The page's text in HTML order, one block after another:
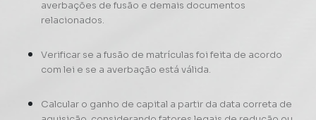
averbações de fusão e demais documentos
relacionados.
Verificar se a fusão de matrículas foi feita de acordo
com lei e se a averbação está válida.
Calcular o ganho de capital a partir da data correta de